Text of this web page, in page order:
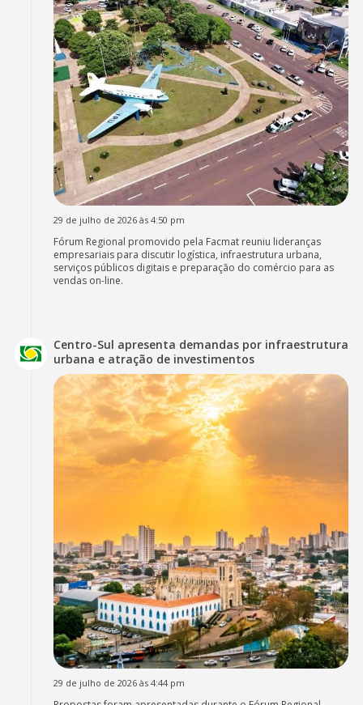
29 de julho de 2026 às 4:50 pm
Fórum Regional promovido pela Facmat reuniu lideranças
empresariais para discutir logística, infraestrutura urbana,
serviços públicos digitais e preparação do comércio para as
vendas on-line.
Centro-Sul apresenta demandas por infraestrutura
urbana e atração de investimentos
29 de julho de 2026 às 4:44 pm